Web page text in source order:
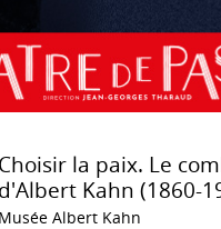
Choisir la paix. Le
d'Albert Kahn (1860-
Musée Albert Kahn